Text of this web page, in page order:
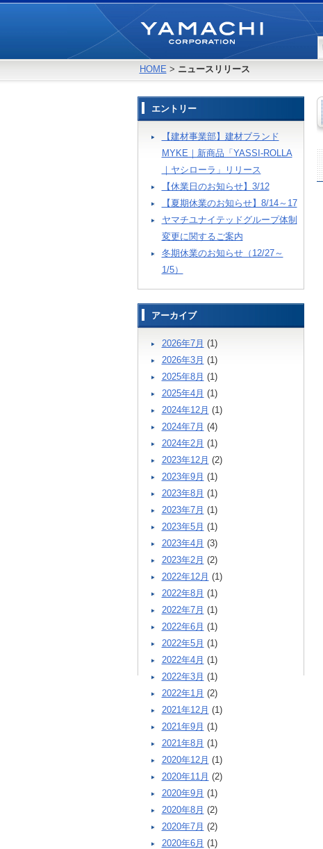
HOME > ニュースリリース
エントリー
【建材事業部】建材ブランド
MYKE｜新商品「YASSI-ROLLA
｜ヤシローラ」リリース
【休業日のお知らせ】3/12
【夏期休業のお知らせ】8/14～17
ヤマチユナイテッドグループ体制
変更に関するご案内
冬期休業のお知らせ（12/27～
1/5）
アーカイブ
2026年7月 (1)
2026年3月 (1)
2025年8月 (1)
2025年4月 (1)
2024年12月 (1)
2024年7月 (4)
2024年2月 (1)
2023年12月 (2)
2023年9月 (1)
2023年8月 (1)
2023年7月 (1)
2023年5月 (1)
2023年4月 (3)
2023年2月 (2)
2022年12月 (1)
2022年8月 (1)
2022年7月 (1)
2022年6月 (1)
2022年5月 (1)
2022年4月 (1)
2022年3月 (1)
2022年1月 (2)
2021年12月 (1)
2021年9月 (1)
2021年8月 (1)
2020年12月 (1)
2020年11月 (2)
2020年9月 (1)
2020年8月 (2)
2020年7月 (2)
2020年6月 (1)